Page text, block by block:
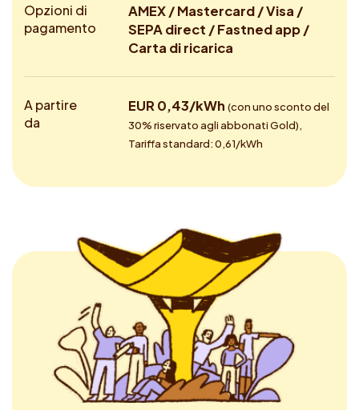
Opzioni di
pagamento
AMEX / Mastercard / Visa /
SEPA direct / Fastned app /
Carta di ricarica
A partire
da
EUR 0,43/kWh (con uno sconto del
30% riservato agli abbonati Gold),
Tariffa standard: 0,61/kWh